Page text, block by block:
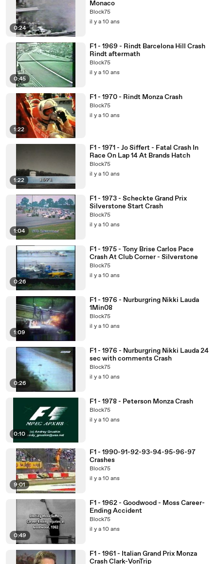
0:24
Monaco
Block75
il y a 10 ans
0:45
F1 - 1969 - Rindt Barcelona Hill Crash
Rindt aftermath
Block75
il y a 10 ans
1:22
F1 - 1970 - Rindt Monza Crash
Block75
il y a 10 ans
1:22
F1 - 1971 - Jo Siffert - Fatal Crash In
Race On Lap 14 At Brands Hatch
Block75
il y a 10 ans
1:04
F1 - 1973 - Scheckte Grand Prix
Silverstone Start Crash
Block75
il y a 10 ans
0:26
F1 - 1975 - Tony Brise Carlos Pace
Crash At Club Corner - Silverstone
Block75
il y a 10 ans
1:09
F1 - 1976 - Nurburgring Nikki Lauda
1Min08
Block75
il y a 10 ans
0:26
F1 - 1976 - Nurburgring Nikki Lauda 24
sec with comments Crash
Block75
il y a 10 ans
0:10
F1 - 1978 - Peterson Monza Crash
Block75
il y a 10 ans
9:01
F1 - 1990-91-92-93-94-95-96-97
Crashes
Block75
il y a 10 ans
0:49
F1 - 1962 - Goodwood - Moss Career-
Ending Accident
Block75
il y a 10 ans
F1 - 1961 - Italian Grand Prix Monza
Crash Clark-VonTrip